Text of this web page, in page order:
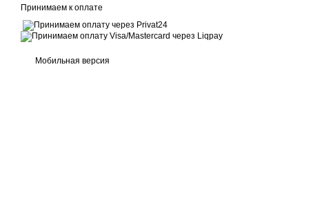
Принимаем к оплате
Мобильная версия